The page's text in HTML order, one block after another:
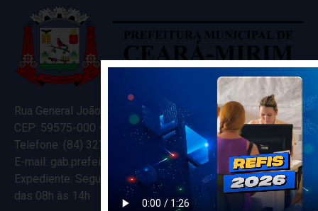
Rua General João Varela, 635
CEP: 59575-000 – Ceará-Mirim – RN
Telefone: (84) 3274-5916
E-mail: gab.prefeitocearamirim@gmail.com
Expediente: Segunda à Sexta
das 08h às 14h